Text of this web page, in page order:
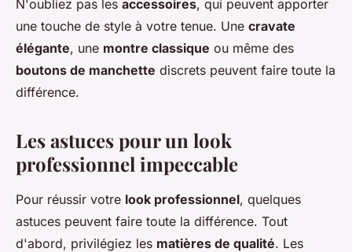
N'oubliez pas les accessoires, qui peuvent apporter
une touche de style à votre tenue. Une cravate
élégante, une montre classique ou même des
boutons de manchette discrets peuvent faire toute la
différence.
Les astuces pour un look
professionnel impeccable
Pour réussir votre look professionnel, quelques
astuces peuvent faire toute la différence. Tout
d'abord, privilégiez les matières de qualité. Les